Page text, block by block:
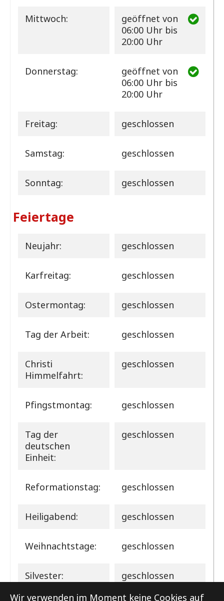
Wir verwenden im Moment keine Cookies auf
Mittwoch: geöffnet von
06:00 Uhr bis
20:00 Uhr
Donnerstag: geöffnet von
06:00 Uhr bis
20:00 Uhr
Freitag: geschlossen
Samstag: geschlossen
Sonntag: geschlossen
Feiertage
Neujahr: geschlossen
Karfreitag: geschlossen
Ostermontag: geschlossen
Tag der Arbeit: geschlossen
Christi
Himmelfahrt:
geschlossen
Pfingstmontag: geschlossen
Tag der
deutschen
Einheit:
geschlossen
Reformationstag: geschlossen
Heiligabend: geschlossen
Weihnachtstage: geschlossen
Silvester: geschlossen